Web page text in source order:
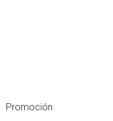
Promoción